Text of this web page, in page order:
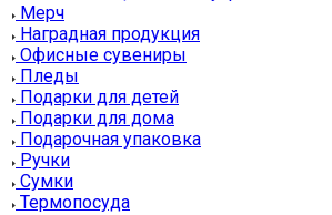
Мерч
Наградная продукция
Офисные сувениры
Пледы
Подарки для детей
Подарки для дома
Подарочная упаковка
Ручки
Сумки
Термопосуда